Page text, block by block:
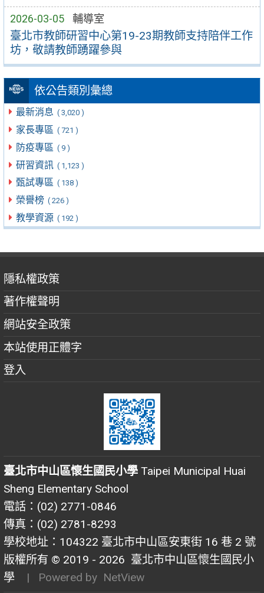
2026-03-05 輔導室
臺北市教師研習中心第19-23期教師支持陪伴工作
坊，敬請教師踴躍參與
依公告類別彙總
最新消息 ( 3,020 )
家長專區 ( 721 )
防疫專區 ( 9 )
研習資訊 ( 1,123 )
甄試專區 ( 138 )
榮譽榜 ( 226 )
教學資源 ( 192 )
隱私權政策
著作權聲明
網站安全政策
本站使用正體字
登入
臺北市中山區懷生國民小學 Taipei Municipal Huai
Sheng Elementary School
電話：(02) 2771-0846
傳真：(02) 2781-8293
學校地址：104322 臺北市中山區安東街 16 巷 2 號
版權所有 © 2019 - 2026 臺北市中山區懷生國民小
學
| Powered by NetView